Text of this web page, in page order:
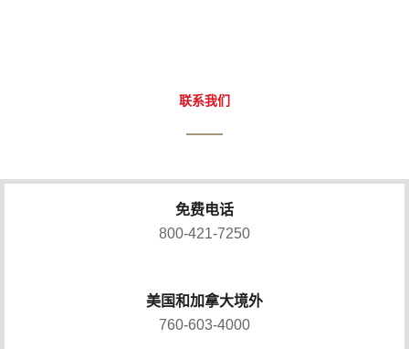
联系我们
免费电话
800-421-7250
美国和加拿大境外
760-603-4000